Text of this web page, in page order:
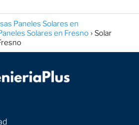
Paneles Solares en
Solares en Fresno
Solar